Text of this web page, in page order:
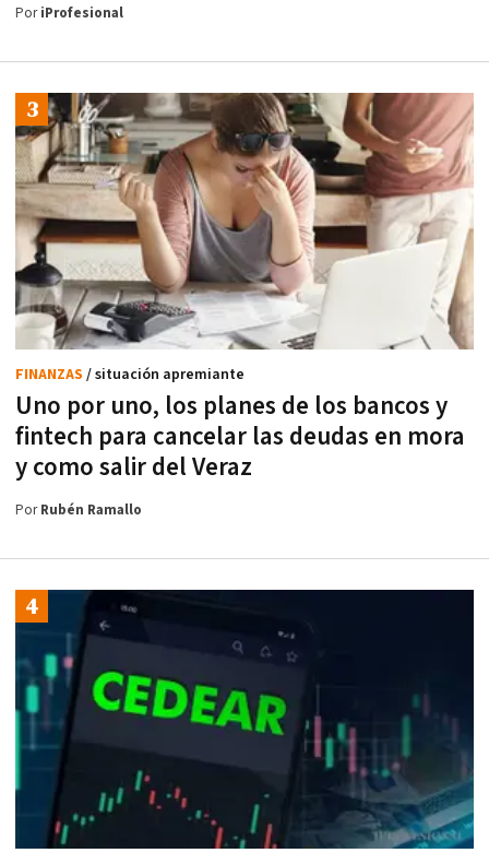
PoriProfesional
Uno por uno, los planes de los bancos y
fintech para cancelar las deudas en mora
y como salir del Veraz
FINANZAS / situación apremiante
PorRubén Ramallo